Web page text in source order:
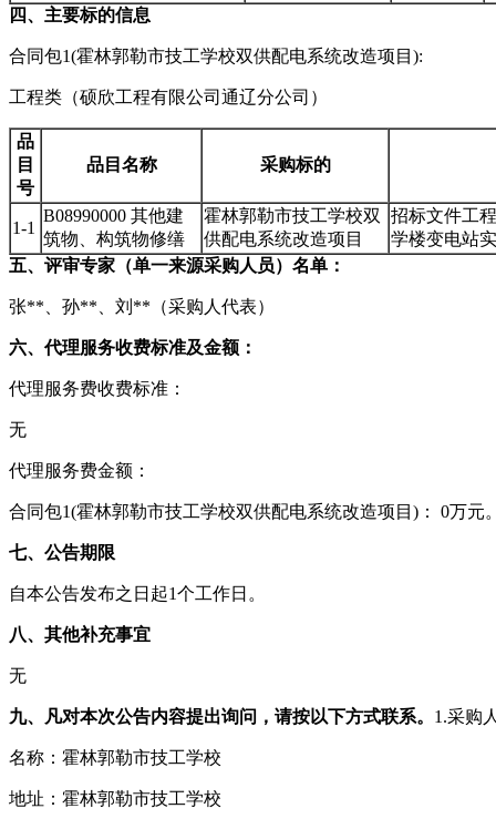
四、主要标的信息
合同包1(霍林郭勒市技工学校双供配电系统改造项目):
工程类（硕欣工程有限公司通辽分公司）
品
目
号
品目名称 采购标的
1-1
B08990000 其他建
筑物、构筑物修缮
霍林郭勒市技工学校双
供配电系统改造项目
招标文件工
学楼变电站
五、评审专家（单一来源采购人员）名单：
张**、孙**、刘**（采购人代表）
六、代理服务收费标准及金额：
代理服务费收费标准：
无
代理服务费金额：
合同包1(霍林郭勒市技工学校双供配电系统改造项目)： 0万元
七、公告期限
自本公告发布之日起1个工作日。
八、其他补充事宜
无
九、凡对本次公告内容提出询问，请按以下方式联系。 1.采购
名称：霍林郭勒市技工学校
地址：霍林郭勒市技工学校